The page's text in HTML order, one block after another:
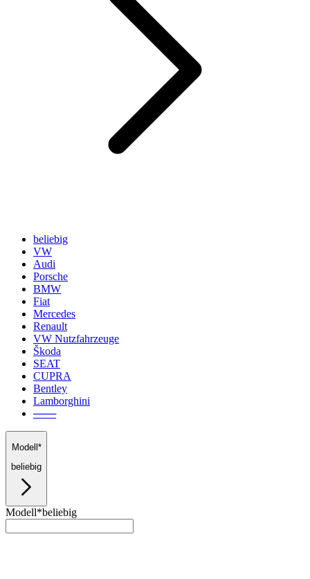
beliebig
VW
Audi
Porsche
BMW
Fiat
Mercedes
Renault
VW Nutzfahrzeuge
Škoda
SEAT
CUPRA
Bentley
Lamborghini
───
Modell*
beliebig
Modell*beliebig